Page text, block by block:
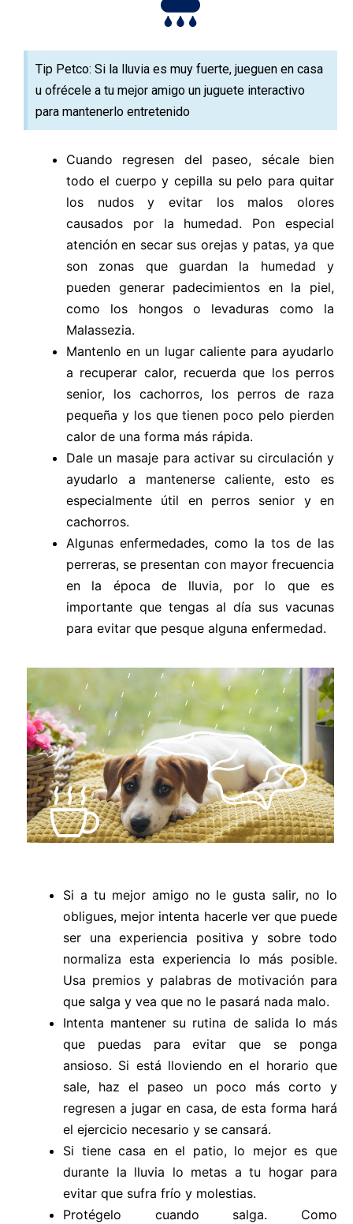
Tip Petco: Si la lluvia es muy fuerte, jueguen en casa
u ofrécele a tu mejor amigo un juguete interactivo
para mantenerlo entretenido
Cuando regresen del paseo, sécale bien
todo el cuerpo y cepilla su pelo para quitar
los nudos y evitar los malos olores
causados por la humedad. Pon especial
atención en secar sus orejas y patas, ya que
son zonas que guardan la humedad y
pueden generar padecimientos en la piel,
como los hongos o levaduras como la
Malassezia.
Mantenlo en un lugar caliente para ayudarlo
a recuperar calor, recuerda que los perros
senior, los cachorros, los perros de raza
pequeña y los que tienen poco pelo pierden
calor de una forma más rápida.
Dale un masaje para activar su circulación y
ayudarlo a mantenerse caliente, esto es
especialmente útil en perros senior y en
cachorros.
Algunas enfermedades, como la tos de las
perreras, se presentan con mayor frecuencia
en la época de lluvia, por lo que es
importante que tengas al día sus vacunas
para evitar que pesque alguna enfermedad.
Si a tu mejor amigo no le gusta salir, no lo
obligues, mejor intenta hacerle ver que puede
ser una experiencia positiva y sobre todo
normaliza esta experiencia lo más posible.
Usa premios y palabras de motivación para
que salga y vea que no le pasará nada malo.
Intenta mantener su rutina de salida lo más
que puedas para evitar que se ponga
ansioso. Si está lloviendo en el horario que
sale, haz el paseo un poco más corto y
regresen a jugar en casa, de esta forma hará
el ejercicio necesario y se cansará.
Si tiene casa en el patio, lo mejor es que
durante la lluvia lo metas a tu hogar para
evitar que sufra frío y molestias.
Protégelo cuando salga. Como